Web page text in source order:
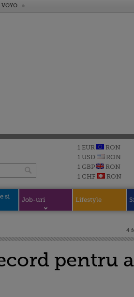
VOYO
1 EUR
RON
1 USD
RON
1 GBP
RON
1 CHF
RON
si
Job-uri Lifestyle
4
pentru